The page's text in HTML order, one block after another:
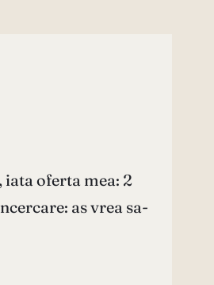
iata oferta mea: 2
as vrea sa-